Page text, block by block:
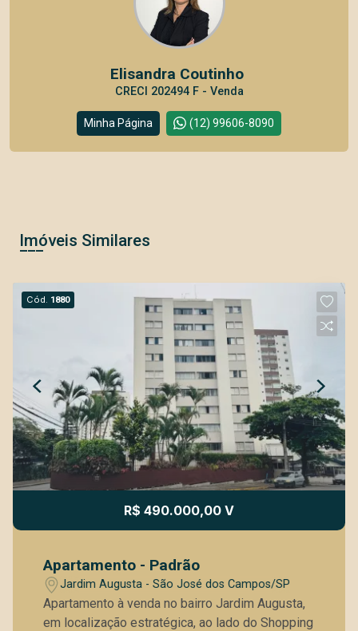
Elisandra Coutinho
CRECI 202494 F - Venda
Minha Página (12) 99606-8090
Imóveis Similares
Cód. 1880
R$ 490.000,00 V
Apartamento - Padrão
Jardim Augusta - São José dos Campos/SP
Apartamento à venda no bairro Jardim Augusta,
em localização estratégica, ao lado do Shopping